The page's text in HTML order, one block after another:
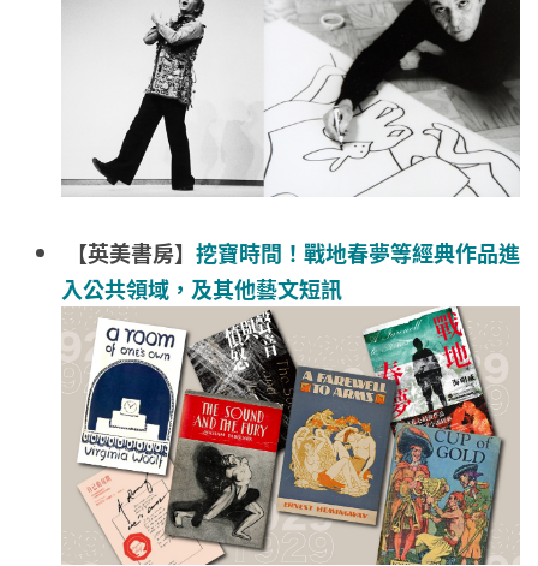
【英美書房】 挖寶時間！戰地春夢等經典作品進
入公共領域，及其他藝文短訊